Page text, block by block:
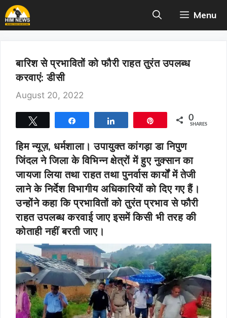
Skip
to
content
Menu
बारिश से प्रभावितों को फौरी राहत तुरंत उपलब्ध
करवाएं: डीसी
August 20, 2022
0
SHARES
हिम न्यूज़, धर्मशाला। उपायुक्त कांगड़ा डा निपुण
जिंदल ने जिला के विभिन्न क्षेत्रों में हुए नुक्सान का
जायजा लिया तथा राहत तथा पुनर्वास कार्यों में तेजी
लाने के निर्देश विभागीय अधिकारियों को दिए गए हैं।
उन्होंने कहा कि प्रभावितों को तुरंत प्रभाव से फौरी
राहत उपलब्ध करवाई जाए इसमें किसी भी तरह की
कोताही नहीं बरती जाए।